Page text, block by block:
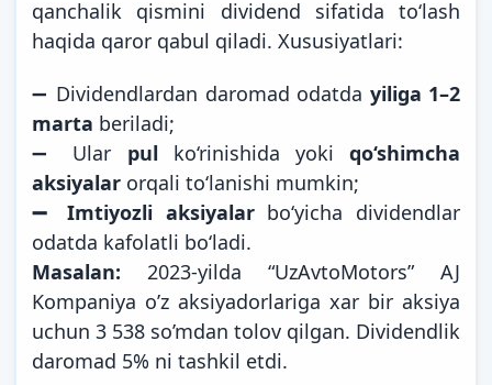
qanchalik qismini dividend sifatida to‘lash
haqida qaror qabul qiladi. Xususiyatlari:
➖ Dividendlardan daromad odatda yiliga 1–2
marta beriladi;
➖ Ular pul ko‘rinishida yoki qo‘shimcha
aksiyalar orqali to‘lanishi mumkin;
➖ Imtiyozli aksiyalarbo‘yicha dividendlar
odatda kafolatli bo‘ladi.
Masalan: 2023-yilda “UzAvtoMotors” AJ
Kompaniya o’z aksiyadorlariga xar bir aksiya
uchun 3 538 so’mdan tolov qilgan. Dividendlik
daromad 5% ni tashkil etdi.